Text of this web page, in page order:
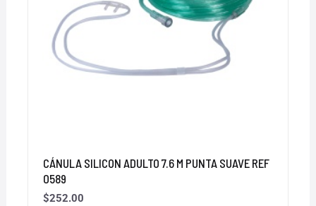
CÁNULA SILICON ADULTO 7.6 M PUNTA SUAVE REF
0589
$252.00